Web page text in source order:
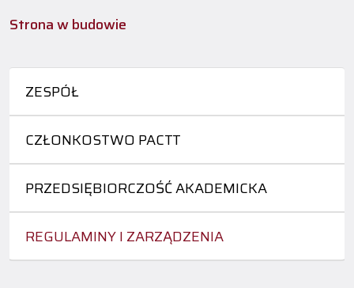
ZESPÓŁ
CZŁONKOSTWO PACTT
PRZEDSIĘBIORCZOŚĆ AKADEMICKA
REGULAMINY I ZARZĄDZENIA
Strona w budowie